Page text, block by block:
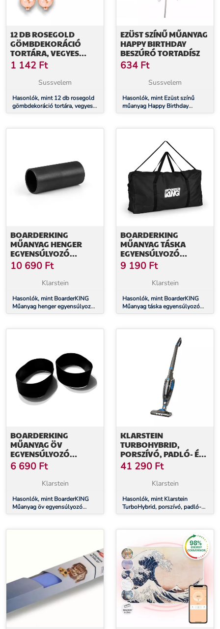
12 DB ROSEGOLD
GÖMBDEKORÁCIÓ
TORTÁRA, VEGYES
MÉRET
1 142 Ft
Sussvelem
Hasonlók, mint 12 db rosegold
gömbdekoráció tortára, vegyes
méret
EZÜST SZÍNŰ MŰANYAG
HAPPY BIRTHDAY
BESZÚRÓ TORTADÍSZ
634 Ft
Sussvelem
Hasonlók, mint Ezüst színű
műanyag Happy Birthday
beszúró tortadísz
BOARDERKING
MŰANYAG HENGER
EGYENSÚLYOZÓ
DESZKÁHOZ, BELTÉRI,
MŰANYAG
10 690 Ft
Klarstein
Hasonlók, mint BoarderKING
Műanyag henger egyensúlyozó
deszkához, beltéri, műanyag
BOARDERKING
MŰANYAG TÁSKA
EGYENSÚLYOZÓ
DESZKÁRA, BENTI
DESZKÁRA, MŰANYAG
9 190 Ft
Klarstein
Hasonlók, mint BoarderKING
Műanyag táska egyensúlyozó
deszkára, benti deszkára,
BOARDERKING
MŰANYAG ÖV
EGYENSÚLYOZÓ
DESZKÁHOZ, BELTÉRI
DESZKÁHOZ, MŰANYAG
HENGEREKHEZ, 2 DB
6 690 Ft
Klarstein
Hasonlók, mint BoarderKING
Műanyag öv egyensúlyozó
deszkához, beltéri deszkához,
KLARSTEIN
TURBOHYBRID,
PORSZÍVÓ, PADLÓ- ÉS
KÉZI PORSZÍVÓ,
ANTRACIT/KÉK
41 290 Ft
Klarstein
Hasonlók, mint Klarstein
TurboHybrid, porszívó, padló-
és kézi porszívó, antracit/kék